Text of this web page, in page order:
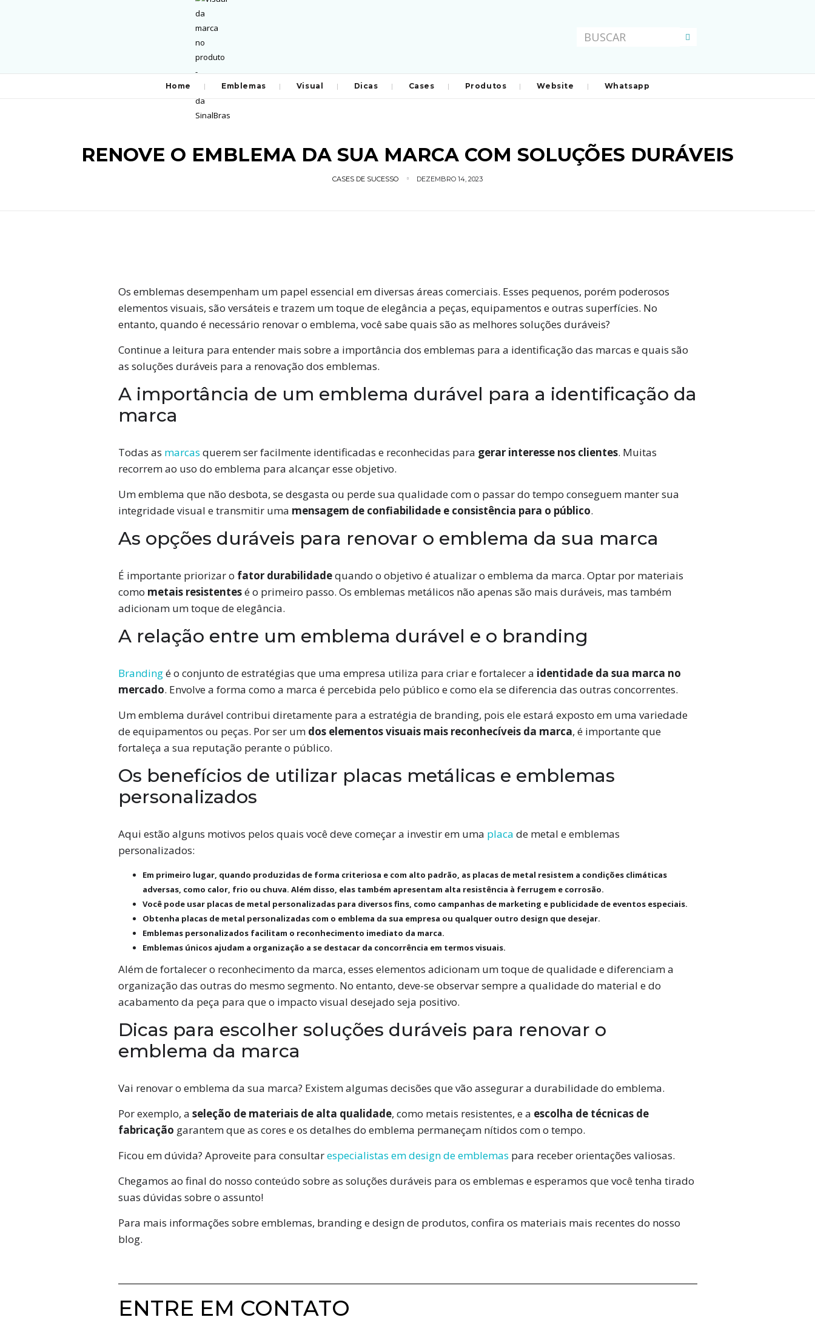
Home Emblemas Visual Dicas Cases Produtos Website Whatsapp
RENOVE O EMBLEMA DA SUA MARCA COM SOLUÇÕES DURÁVEIS
CASES DE SUCESSO DEZEMBRO 14, 2023
Os emblemas desempenham um papel essencial em diversas áreas comerciais. Esses pequenos, porém poderosos
elementos visuais, são versáteis e trazem um toque de elegância a peças, equipamentos e outras superfícies. No
entanto, quando é necessário renovar o emblema, você sabe quais são as melhores soluções duráveis?
Continue a leitura para entender mais sobre a importância dos emblemas para a identificação das marcas e quais são
as soluções duráveis para a renovação dos emblemas.
A importância de um emblema durável para a identificação da
marca
Todas as marcas querem ser facilmente identificadas e reconhecidas para gerar interesse nos clientes. Muitas
recorrem ao uso do emblema para alcançar esse objetivo.
Um emblema que não desbota, se desgasta ou perde sua qualidade com o passar do tempo conseguem manter sua
integridade visual e transmitir uma mensagem de confiabilidade e consistência para o público.
As opções duráveis para renovar o emblema da sua marca
É importante priorizar o fator durabilidadequando o objetivo é atualizar o emblema da marca. Optar por materiais
como metais resistentesé o primeiro passo. Os emblemas metálicos não apenas são mais duráveis, mas também
adicionam um toque de elegância.
A relação entre um emblema durável e o branding
Brandingé o conjunto de estratégias que uma empresa utiliza para criar e fortalecer a identidade da sua marca no
mercado. Envolve a forma como a marca é percebida pelo público e como ela se diferencia das outras concorrentes.
Um emblema durável contribui diretamente para a estratégia de branding, pois ele estará exposto em uma variedade
de equipamentos ou peças. Por ser um dos elementos visuais mais reconhecíveis da marca, é importante que
fortaleça a sua reputação perante o público.
Os benefícios de utilizar placas metálicas e emblemas
personalizados
Aqui estão alguns motivos pelos quais você deve começar a investir em uma placa de metal e emblemas
personalizados:
Em primeiro lugar, quando produzidas de forma criteriosa e com alto padrão, as placas de metal resistem a condições climáticas
adversas, como calor, frio ou chuva. Além disso, elas também apresentam alta resistência à ferrugem e corrosão.
Você pode usar placas de metal personalizadas para diversos fins, como campanhas de marketing e publicidade de eventos especiais.
Obtenha placas de metal personalizadas com o emblema da sua empresa ou qualquer outro design que desejar.
Emblemas personalizados facilitam o reconhecimento imediato da marca.
Emblemas únicos ajudam a organização a se destacar da concorrência em termos visuais.
Além de fortalecer o reconhecimento da marca, esses elementos adicionam um toque de qualidade e diferenciam a
organização das outras do mesmo segmento. No entanto, deve-se observar sempre a qualidade do material e do
acabamento da peça para que o impacto visual desejado seja positivo.
Dicas para escolher soluções duráveis para renovar o
emblema da marca
Vai renovar o emblema da sua marca? Existem algumas decisões que vão assegurar a durabilidade do emblema.
Por exemplo, a seleção de materiais de alta qualidade, como metais resistentes, e a escolha de técnicas de
fabricação garantem que as cores e os detalhes do emblema permaneçam nítidos com o tempo.
Ficou em dúvida? Aproveite para consultarespecialistas em design de emblemas para receber orientações valiosas.
Chegamos ao final do nosso conteúdo sobre as soluções duráveis para os emblemas e esperamos que você tenha tirado
suas dúvidas sobre o assunto!
Para mais informações sobre emblemas, branding e design de produtos, confira os materiais mais recentes do nosso
blog.
ENTRE EM CONTATO